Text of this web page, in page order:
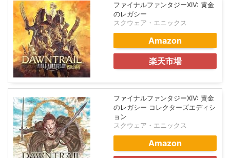
ファイナルファンタジーXIV: 黄金
のレガシー
スクウェア・エニックス
Amazon
楽天市場
ファイナルファンタジーXIV: 黄金
のレガシー コレクターズエディシ
ョン
スクウェア・エニックス
Amazon